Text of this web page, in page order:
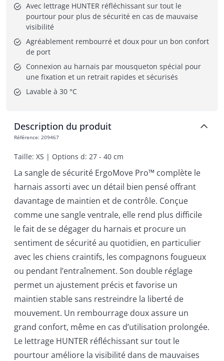
Avec lettrage HUNTER réfléchissant sur tout le
pourtour pour plus de sécurité en cas de mauvaise
visibilité
Agréablement rembourré et doux pour un bon confort
de port
Connexion au harnais par mousqueton spécial pour
une fixation et un retrait rapides et sécurisés
Lavable à 30 °C
Description du produit
Référence: 209467
Taille: XS | Options d: 27 - 40 cm
La sangle de sécurité ErgoMove Pro™ complète le
harnais assorti avec un détail bien pensé offrant
davantage de maintien et de contrôle. Conçue
comme une sangle ventrale, elle rend plus difficile
le fait de se dégager du harnais et procure un
sentiment de sécurité au quotidien, en particulier
avec les chiens craintifs, les compagnons fougueux
ou pendant l’entraînement. Son double réglage
permet un ajustement précis et favorise un
maintien stable sans restreindre la liberté de
mouvement. Un rembourrage doux assure un
grand confort, même en cas d’utilisation prolongée.
Le lettrage HUNTER réfléchissant sur tout le
pourtour améliore la visibilité dans de mauvaises